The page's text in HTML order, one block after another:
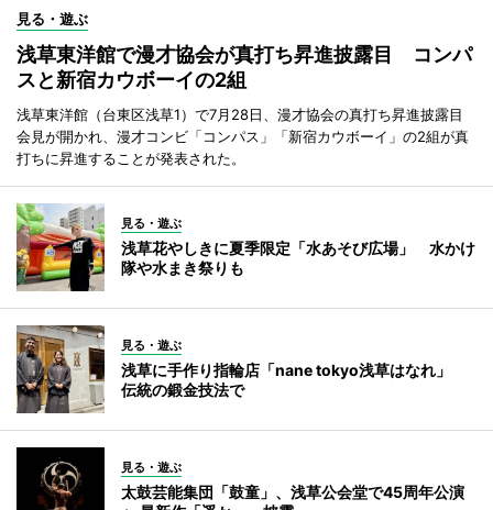
見る・遊ぶ
浅草東洋館で漫才協会が真打ち昇進披露目 コンパ
スと新宿カウボーイの2組
浅草東洋館（台東区浅草1）で7月28日、漫才協会の真打ち昇進披露目
会見が開かれ、漫才コンビ「コンパス」「新宿カウボーイ」の2組が真
打ちに昇進することが発表された。
見る・遊ぶ
浅草花やしきに夏季限定「水あそび広場」 水かけ
隊や水まき祭りも
見る・遊ぶ
浅草に手作り指輪店「nane tokyo浅草はなれ」
伝統の鍛金技法で
見る・遊ぶ
太鼓芸能集団「鼓童」、浅草公会堂で45周年公演